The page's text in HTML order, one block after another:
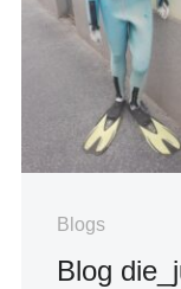
Blogs
Blog